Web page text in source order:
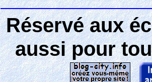
Réservé aux
aussi pour